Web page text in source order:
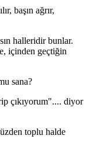
başın ağrır,
halleridir bunlar.
içinden geçtiğin
sana?
çıkıyorum".... diyor
toplu halde